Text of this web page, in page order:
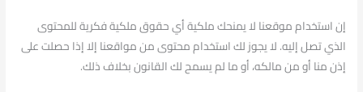
إن استخدام موقعنا لا يمنحك ملكية أي حقوق ملكية فكرية للمحتوى
الذي تصل إليه. لا يجوز لك استخدام محتوى من مواقعنا إلا إذا حصلت على
إذن منا أو من مالكه، أو ما لم يسمح لك القانون بخلاف ذلك.